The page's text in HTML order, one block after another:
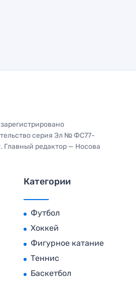
серия Эл № ФС77-
Главный редактор — Носова
Категории
Футбол
Хоккей
Фигурное катание
Теннис
Баскетбол